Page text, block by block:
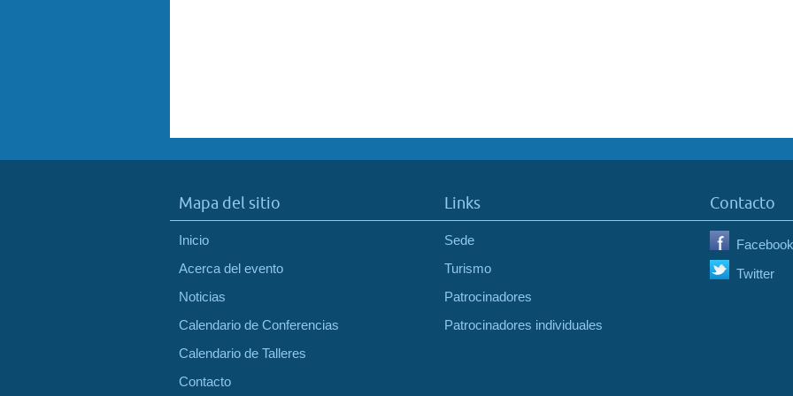
Mapa del sitio
Inicio
Acerca del evento
Noticias
Calendario de Conferencias
Calendario de Talleres
Contacto
Links
Sede
Turismo
Patrocinadores
Patrocinadores individuales
Contacto
Facebook
Twitter